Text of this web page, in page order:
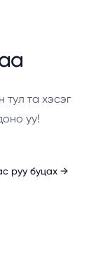
та хэсэг
уу!
руу буцах →